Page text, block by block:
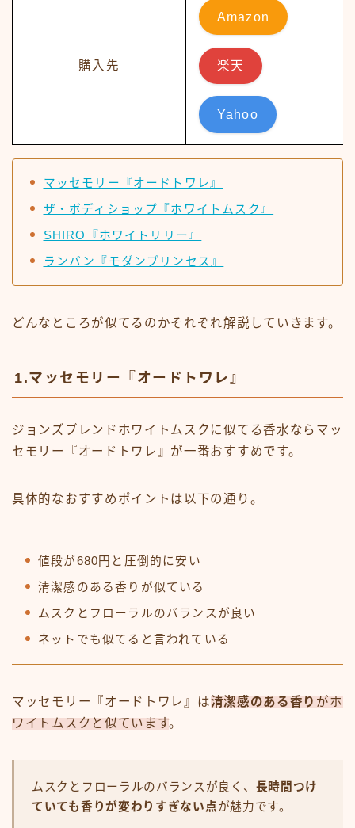
購入先
Amazon
楽天
Yahoo
マッセモリー『オードトワレ』
ザ・ボディショップ『ホワイトムスク』
SHIRO『ホワイトリリー』
ランバン『モダンプリンセス』
どんなところが似てるのかそれぞれ解説していきます。
1.マッセモリー『オードトワレ』
ジョンズブレンドホワイトムスクに似てる香水ならマッ
セモリー『オードトワレ』が一番おすすめです。
具体的なおすすめポイントは以下の通り。
値段が680円と圧倒的に安い
清潔感のある香りが似ている
ムスクとフローラルのバランスが良い
ネットでも似てると言われている
マッセモリー『オードトワレ』は清潔感のある香り がホ
ワイトムスクと似ています。
ムスクとフローラルのバランスが良く、 長時間つけ
ていても香りが変わりすぎない点が魅力です。